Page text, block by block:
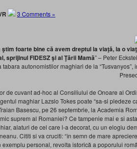
3 Comments »
ştim foarte bine că avem dreptul la viaţă, la o
sprijinul FIDESZ şi al Ţării Mamă” – Peter
tabara autonomistilor maghiari de la
de cuvant ad-hoc al Consiliului de Onoare al
maghiar Lazslo Tokes poate “sa-si pledeze
Basescu, pe 26 septembrie, la Academia
suprem al Romaniei? Ce tampenie mai e si
alaturi de cel care l-a decorat, cu un elogiu
Cititi si va cruciti: “în semn de mare
personal, revolta istorică a poporului